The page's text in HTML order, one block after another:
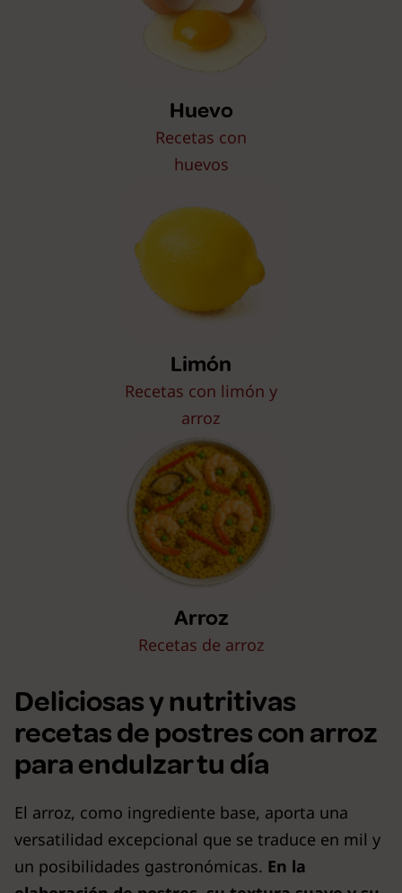
Huevo
Recetas con
huevos
Limón
Recetas con limón y
arroz
Arroz
Recetas de arroz
Deliciosas y nutritivas
recetas de postres con arroz
para endulzar tu día
El arroz, como ingrediente base, aporta una
versatilidad excepcional que se traduce en mil y
un posibilidades gastronómicas. En la